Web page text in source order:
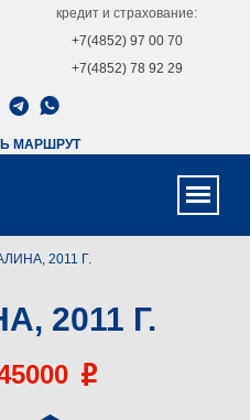
кредит и страхование:
+7(4852) 97 00 70
+7(4852) 78 92 29
МАРШРУТ
2011 Г.
2011 Г.